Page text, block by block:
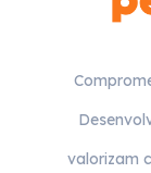
valorizam